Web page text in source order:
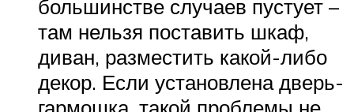
большинстве случаев пустует –
там нельзя поставить шкаф,
диван, разместить какой-либо
декор. Если установлена дверь-